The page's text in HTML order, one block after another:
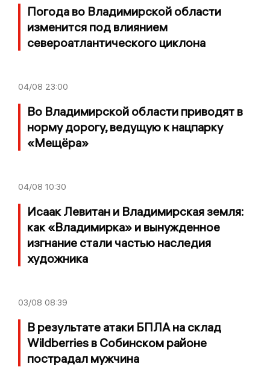
Погода во Владимирской области
изменится под влиянием
североатлантического циклона
04/08 23:00
Во Владимирской области приводят в
норму дорогу, ведущую к нацпарку
«Мещёра»
04/08 10:30
Исаак Левитан и Владимирская земля:
как «Владимирка» и вынужденное
изгнание стали частью наследия
художника
03/08 08:39
В результате атаки БПЛА на склад
Wildberries в Собинском районе
пострадал мужчина